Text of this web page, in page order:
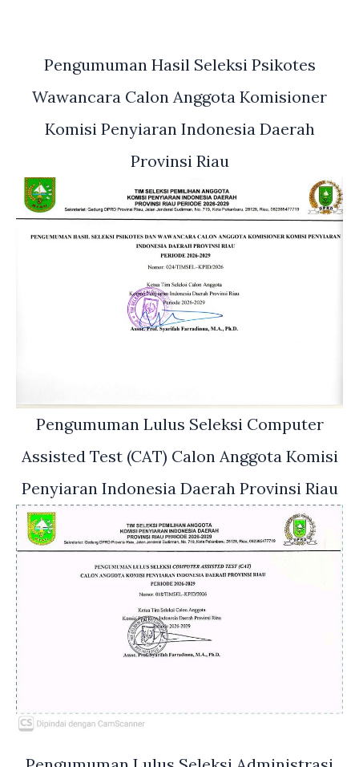
Pengumuman Hasil Seleksi Psikotes
Wawancara Calon Anggota Komisioner
Komisi Penyiaran Indonesia Daerah
Provinsi Riau
Pengumuman Lulus Seleksi Computer
Assisted Test (CAT) Calon Anggota Komisi
Penyiaran Indonesia Daerah Provinsi Riau